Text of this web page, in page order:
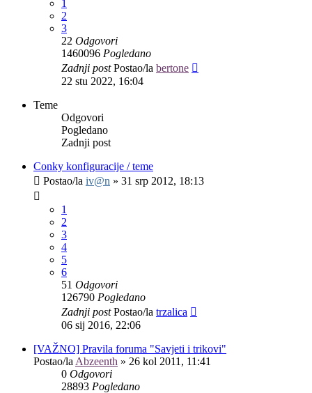
1
2
3
22 Odgovori
1460096 Pogledano
Zadnji postPostao/la bertone
22 stu 2022, 16:04
Teme
Odgovori
Pogledano
Zadnji post
Conky konfiguracije / teme
Postao/la iv@n » 31 srp 2012, 18:13
1
2
3
4
5
6
51 Odgovori
126790 Pogledano
Zadnji postPostao/la trzalica
06 sij 2016, 22:06
[VAŽNO] Pravila foruma "Savjeti i trikovi"
Postao/la Abzeenth » 26 kol 2011, 11:41
0 Odgovori
28893 Pogledano